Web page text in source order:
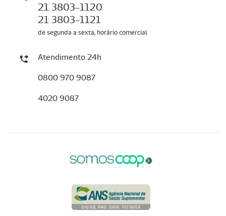
21 3803-1120
21 3803-1121
de segunda a sexta, horário comercial
Atendimento 24h
0800 970 9087
4020 9087